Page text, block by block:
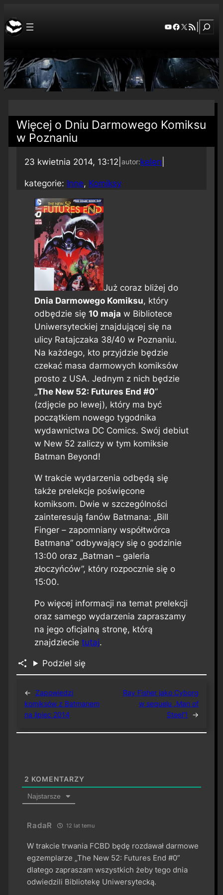
YouTube
Facebook
X RSS Feed
Więcej o Dniu Darmowego Komiksu
w Poznaniu
23 kwietnia 2014, 13:12 autor:kelen
kategorie: Inne, Komiksy
Już coraz bliżej do
Dnia Darmowego Komiksu, który
odbędzie się 10 maja w Bibliotece
Uniwersyteckiej znajdującej się na
ulicy Ratajczaka 38/40 w Poznaniu.
Na każdego, kto przyjdzie będzie
czekać masa darmowych komiksów
prosto z USA. Jednym z nich będzie
„The New 52: Futures End #0”
(zdjęcie po lewej), który ma być
początkiem nowego tygodnika
wydawnictwa DC Comics. Swój debiut
w New 52 zaliczy w tym komiksie
Batman Beyond!
W trakcie wydarzenia odbędą się
także prelekcje poświęcone
komiksom. Dwie w szczególności
zainteresują fanów Batmana: „Bill
Finger – zapomniany współtwórca
Batmana” odbywający się o godzinie
13:00 oraz „Batman – galeria
złoczyńców”, który rozpocznie się o
15:00.
Po więcej informacji na temat prelekcji
oraz samego wydarzenia zapraszamy
na jego oficjalną stronę, którą
znajdziecie tutaj.
Podziel się
← Zapowiedzi
komiksów z Batmanem
na lipiec 2014
Ray Fisher jako Cyborg
w sequelu „Man of
Steel”!
→
2 KOMENTARZY
Najstarsze
RadaR 12 lat temu
W trakcie trwania FCBD będę rozdawał darmowe
egzemplarze „The New 52: Futures End #0”
dlatego zapraszam wszystkich żeby tego dnia
odwiedzili Bibliotekę Uniwersytecką.